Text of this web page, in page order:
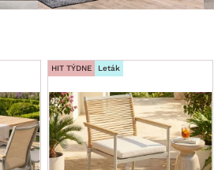
HIT TÝDNE Leták